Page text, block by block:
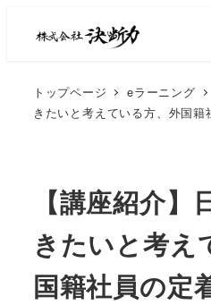
トップページ eラーニング
きたいと考えている方、外国
【講座紹介
きたいと考え
国籍社員の定